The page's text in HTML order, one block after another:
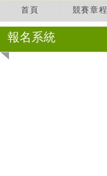
首頁 競賽章程
報名系統